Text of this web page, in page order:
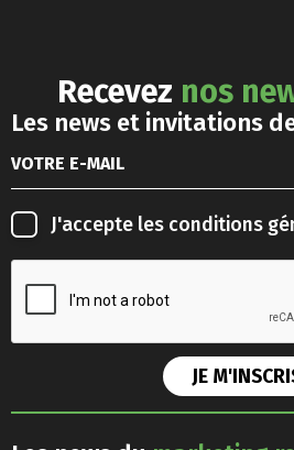
Recevez nos
Les news et invitations
J'accepte les conditions